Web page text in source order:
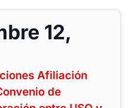
12,
Afiliación
de